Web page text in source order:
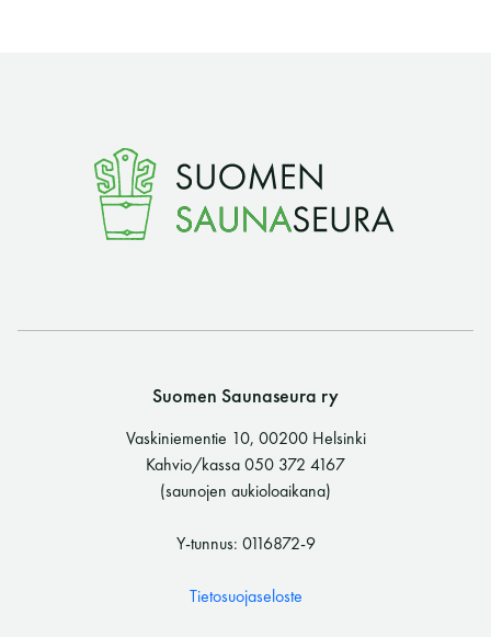
Suomen Saunaseura ry
Vaskiniementie 10, 00200 Helsinki
Kahvio/kassa 050 372 4167
(saunojen aukioloaikana)
Y-tunnus: 0116872-9
Tietosuojaseloste